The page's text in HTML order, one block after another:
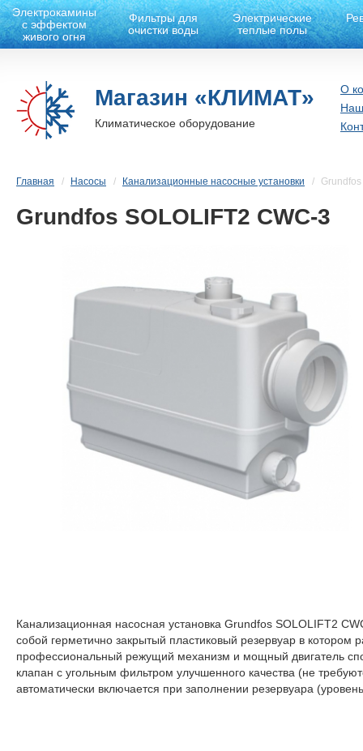
Электрокамины
с эффектом
живого огня
Фильтры для
очистки воды
Электрические
теплые полы
Магазин «КЛИМАТ»
Климатическое оборудование
О
Главная Насосы Канализационные насосные установки
Grundfos SOLOLIFT2 CWC-3
Канализационная насосная установка Grundfos SOLOLIFT2
собой герметично закрытый пластиковый резервуар в
профессиональный режущий механизм и мощный двигатель
клапан с угольным фильтром улучшенного качества (не
автоматически включается при заполнении резервуара